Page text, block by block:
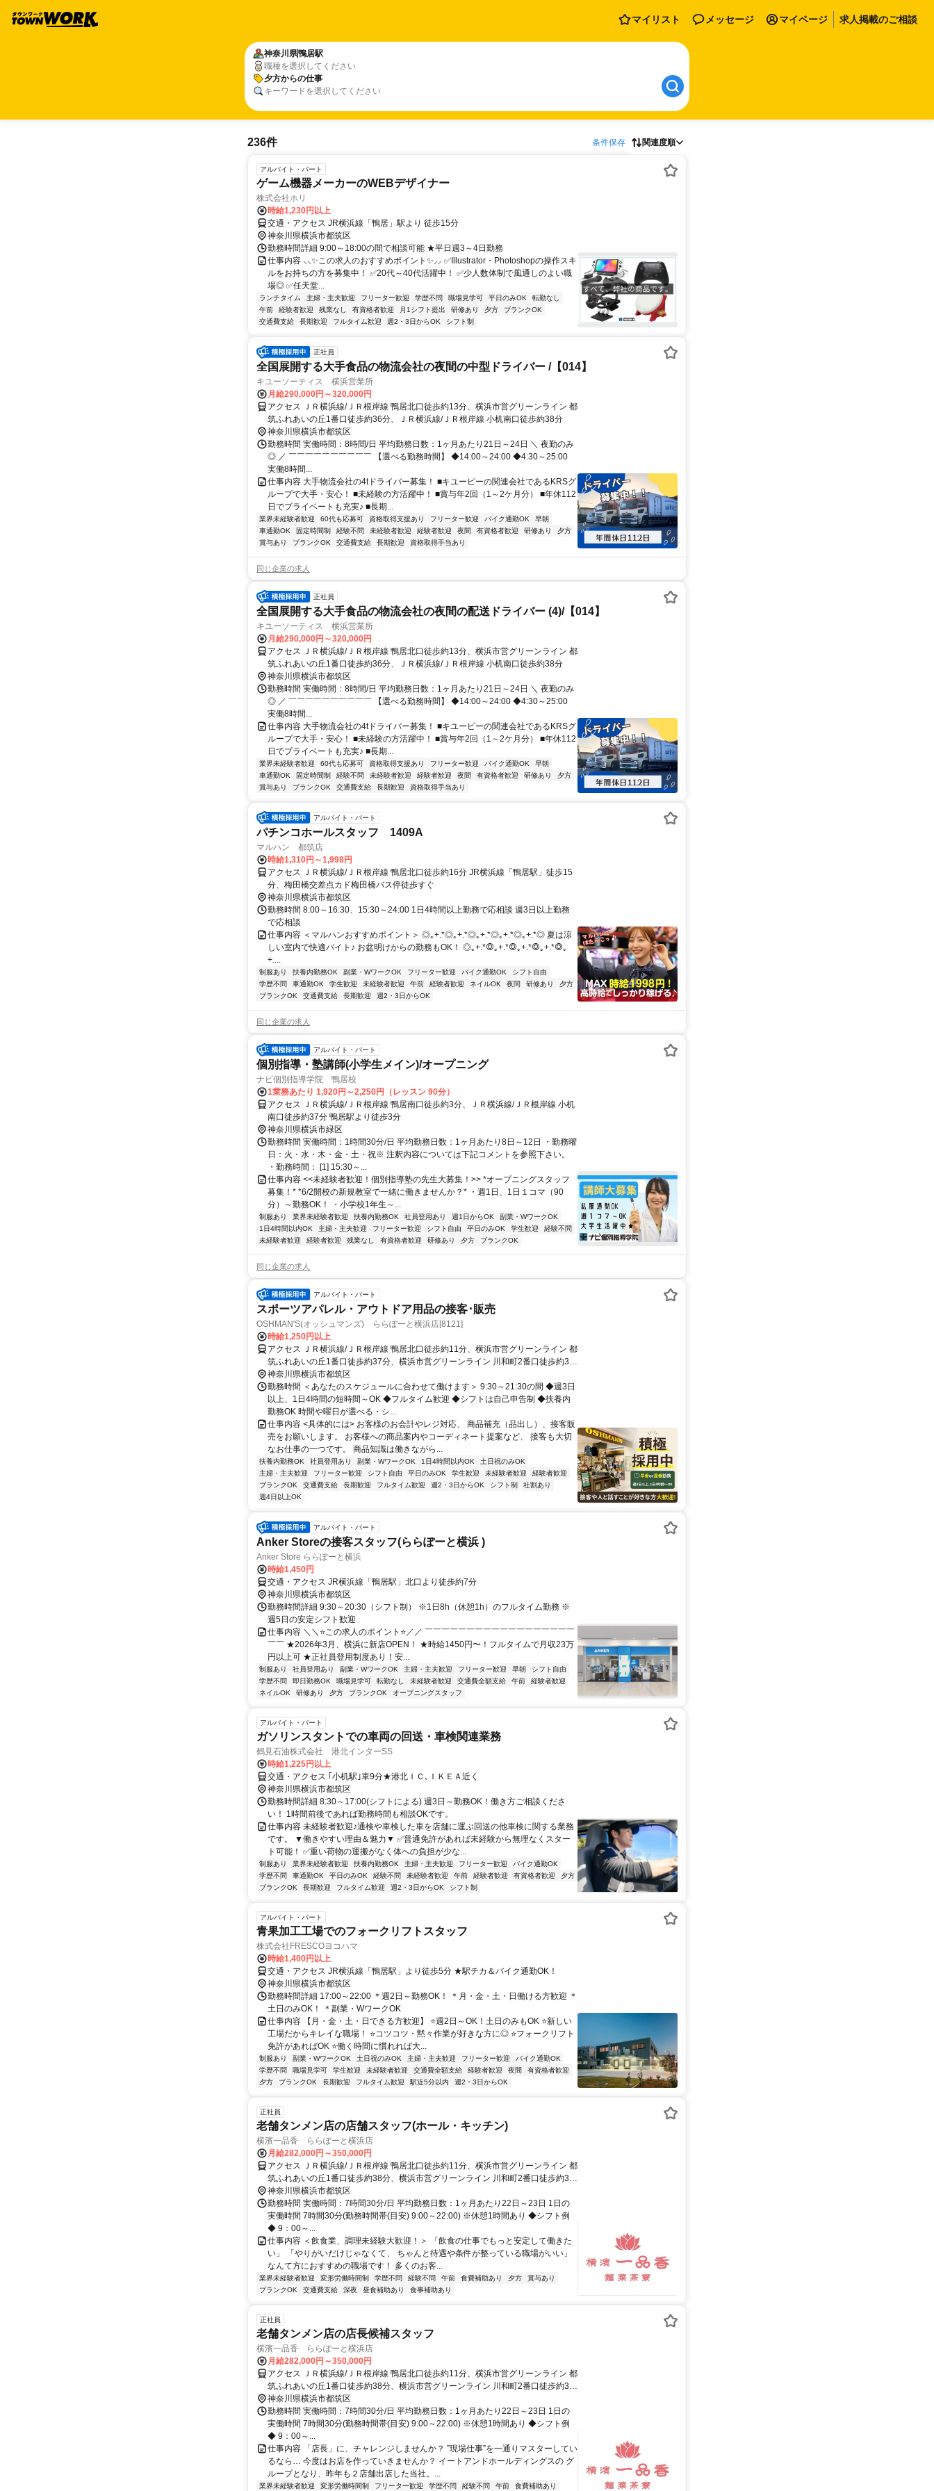
マイリスト メッセージ マイページ 求人掲載のご相談
神奈川県鴨居駅
職種を選択してください
夕方からの仕事
キーワードを選択してください
236件 条件保存 関連度順
アルバイト・パート
ゲーム機器メーカーのWEBデザイナー
株式会社ホリ
時給1,230円以上
交通・アクセス JR横浜線「鴨居」駅より 徒歩15分
神奈川県横浜市都筑区
勤務時間詳細 9:00～18:00の間で相談可能 ★平日週3～4日勤務
仕事内容 ⸜⸜✨この求人のおすすめポイント✨⸝⸝ ✅Illustrator・Photoshopの操作スキ
ルをお持ちの方を募集中！ ✅20代～40代活躍中！ ✅少人数体制で風通しのよい職
場◎ ✅任天堂...
ランチタイム 主婦・主夫歓迎 フリーター歓迎 学歴不問 職場見学可 平日のみOK
転勤なし
午前
経験者歓迎 残業なし 有資格者歓迎 月1シフト提出 研修あり 夕方
ブランクOK
交通費支給
長期歓迎 フルタイム歓迎 週2・3日からOK シフト制
正社員
全国展開する大手食品の物流会社の夜間の中型ドライバー /【014】
キユーソーティス 横浜営業所
月給290,000円～320,000円
アクセス ＪＲ横浜線/ＪＲ根岸線 鴨居北口徒歩約13分、横浜市営グリーンライン 都
筑ふれあいの丘1番口徒歩約36分、ＪＲ横浜線/ＪＲ根岸線 小机南口徒歩約38分
神奈川県横浜市都筑区
勤務時間 実働時間：8時間/日 平均勤務日数：1ヶ月あたり21日～24日 ＼ 夜勤のみ
◎ ／ ￣￣￣￣￣￣￣￣￣￣ 【選べる勤務時間】 ◆14:00～24:00 ◆4:30～25:00
実働8時間...
仕事内容 大手物流会社の4tドライバー募集！ ■キユーピーの関連会社であるKRSグ
ループで大手・安心！ ■未経験の方活躍中！ ■賞与年2回（1～2ケ月分） ■年休112
日でプライベートも充実♪ ■長期...
業界未経験者歓迎 60代も応募可 資格取得支援あり フリーター歓迎 バイク通勤OK
早朝
車通勤OK
固定時間制 経験不問 未経験者歓迎 経験者歓迎 夜間 有資格者歓迎 研修あり
夕方
賞与あり
ブランクOK 交通費支給 長期歓迎 資格取得手当あり
同じ企業の求人
正社員
全国展開する大手食品の物流会社の夜間の配送ドライバー (4)/【014】
キユーソーティス 横浜営業所
月給290,000円～320,000円
アクセス ＪＲ横浜線/ＪＲ根岸線 鴨居北口徒歩約13分、横浜市営グリーンライン 都
筑ふれあいの丘1番口徒歩約36分、ＪＲ横浜線/ＪＲ根岸線 小机南口徒歩約38分
神奈川県横浜市都筑区
勤務時間 実働時間：8時間/日 平均勤務日数：1ヶ月あたり21日～24日 ＼ 夜勤のみ
◎ ／ ￣￣￣￣￣￣￣￣￣￣ 【選べる勤務時間】 ◆14:00～24:00 ◆4:30～25:00
実働8時間...
仕事内容 大手物流会社の4tドライバー募集！ ■キユーピーの関連会社であるKRSグ
ループで大手・安心！ ■未経験の方活躍中！ ■賞与年2回（1～2ケ月分） ■年休112
日でプライベートも充実♪ ■長期...
業界未経験者歓迎 60代も応募可 資格取得支援あり フリーター歓迎 バイク通勤OK
早朝
車通勤OK
固定時間制 経験不問 未経験者歓迎 経験者歓迎 夜間 有資格者歓迎 研修あり
夕方
賞与あり
ブランクOK 交通費支給 長期歓迎 資格取得手当あり
アルバイト・パート
パチンコホールスタッフ 1409A
マルハン 都筑店
時給1,310円～1,998円
アクセス ＪＲ横浜線/ＪＲ根岸線 鴨居北口徒歩約16分 JR横浜線「鴨居駅」徒歩15
分、梅田橋交差点カド梅田橋バス停徒歩すぐ
神奈川県横浜市都筑区
勤務時間 8:00～16:30、15:30～24:00 1日4時間以上勤務で応相談 週3日以上勤務
で応相談
仕事内容 ＜マルハンおすすめポイント＞ ◎｡+.*◎｡+.*◎｡+.*◎｡+.*◎｡+.*◎ 夏は涼
しい室内で快適バイト♪ お盆明けからの勤務もOK！ ◎｡+.*◎｡+.*◎｡+.*◎｡+.*◎｡
+....
制服あり 扶養内勤務OK 副業・WワークOK フリーター歓迎 バイク通勤OK
シフト自由
学歴不問
車通勤OK 学生歓迎 未経験者歓迎 午前 経験者歓迎 ネイルOK 夜間 研修あり
夕方
ブランクOK
交通費支給 長期歓迎 週2・3日からOK
同じ企業の求人
アルバイト・パート
個別指導・塾講師(小学生メイン)/オープニング
ナビ個別指導学院 鴨居校
1業務あたり 1,920円～2,250円（レッスン 90分）
アクセス ＪＲ横浜線/ＪＲ根岸線 鴨居南口徒歩約3分、ＪＲ横浜線/ＪＲ根岸線 小机
南口徒歩約37分 鴨居駅より徒歩3分
神奈川県横浜市緑区
勤務時間 実働時間：1時間30分/日 平均勤務日数：1ヶ月あたり8日～12日 ・勤務曜
日：火・水・木・金・土・祝※ 注釈内容については下記コメントを参照下さい。
・勤務時間： [1] 15:30～...
仕事内容 <<未経験者歓迎！個別指導塾の先生大募集！>> *オープニングスタッフ
募集！* *6/2開校の新規教室で一緒に働きませんか？* ・週1日、1日１コマ（90
分）～勤務OK！ ・小学校1年生～...
制服あり 業界未経験者歓迎 扶養内勤務OK 社員登用あり 週1日からOK
副業・WワークOK
1日4時間以内OK
主婦・主夫歓迎 フリーター歓迎 シフト自由 平日のみOK 学生歓迎
経験不問
未経験者歓迎
経験者歓迎 残業なし 有資格者歓迎 研修あり 夕方 ブランクOK
同じ企業の求人
アルバイト・パート
スポーツアパレル・アウトドア用品の接客･販売
OSHMAN'S(オッシュマンズ) ららぽーと横浜店[8121]
時給1,250円以上
アクセス ＪＲ横浜線/ＪＲ根岸線 鴨居北口徒歩約11分、横浜市営グリーンライン 都
筑ふれあいの丘1番口徒歩約37分、横浜市営グリーンライン 川和町2番口徒歩約35
分
神奈川県横浜市都筑区
勤務時間 ＜あなたのスケジュールに合わせて働けます＞ 9:30～21:30の間 ◆週3日
以上、1日4時間の短時間～OK ◆フルタイム歓迎 ◆シフトは自己申告制 ◆扶養内
勤務OK 時間や曜日が選べる・シ...
仕事内容 <具体的には> お客様のお会計やレジ対応、 商品補充（品出し）、接客販
売をお願いします。 お客様への商品案内やコーディネート提案など、 接客も大切
なお仕事の一つです。 商品知識は働きながら...
扶養内勤務OK 社員登用あり 副業・WワークOK 1日4時間以内OK
土日祝のみOK
主婦・主夫歓迎
フリーター歓迎 シフト自由 平日のみOK 学生歓迎 未経験者歓迎
経験者歓迎
ブランクOK
交通費支給 長期歓迎 フルタイム歓迎 週2・3日からOK シフト制
社割あり
週4日以上OK
アルバイト・パート
Anker Storeの接客スタッフ(ららぽーと横浜 )
Anker Store ららぽーと横浜
時給1,450円
交通・アクセス JR横浜線「鴨居駅」北口より徒歩約7分
神奈川県横浜市都筑区
勤務時間詳細 9:30～20:30（シフト制） ※1日8h（休憩1h）のフルタイム勤務 ※
週5日の安定シフト歓迎
仕事内容 ＼＼⭐この求人のポイント⭐／／ ￣￣￣￣￣￣￣￣￣￣￣￣￣￣￣￣￣￣
￣￣ ★2026年3月、横浜に新店OPEN！ ★時給1450円〜！フルタイムで月収23万
円以上可 ★正社員登用制度あり！安...
制服あり 社員登用あり 副業・WワークOK 主婦・主夫歓迎 フリーター歓迎 早朝
シフト自由
学歴不問
即日勤務OK 職場見学可 転勤なし 未経験者歓迎 交通費全額支給 午前
経験者歓迎
ネイルOK
研修あり 夕方 ブランクOK オープニングスタッフ
アルバイト・パート
ガソリンスタントでの車両の回送・車検関連業務
鶴見石油株式会社 港北インターSS
時給1,225円以上
交通・アクセス ｢小机駅｣車9分★港北ＩＣ､ＩＫＥＡ近く
神奈川県横浜市都筑区
勤務時間詳細 8:30～17:00(シフトによる) 週3日～勤務OK！働き方ご相談くださ
い！ 1時間前後であれば勤務時間も相談OKです。
仕事内容 未経験者歓迎♪通検や車検した車を店舗に運ぶ回送の他車検に関する業務
です。 ▼働きやすい理由＆魅力▼ ✅普通免許があれば未経験から無理なくスター
ト可能！ ✅重い荷物の運搬がなく体への負担が少な...
制服あり 業界未経験者歓迎 扶養内勤務OK 主婦・主夫歓迎 フリーター歓迎
バイク通勤OK
学歴不問
車通勤OK 平日のみOK 経験不問 未経験者歓迎 午前 経験者歓迎 有資格者歓迎
夕方
ブランクOK
長期歓迎 フルタイム歓迎 週2・3日からOK シフト制
アルバイト・パート
青果加工工場でのフォークリフトスタッフ
株式会社FRESCOヨコハマ
時給1,400円以上
交通・アクセス JR横浜線「鴨居駅」より徒歩5分 ★駅チカ＆バイク通勤OK！
神奈川県横浜市都筑区
勤務時間詳細 17:00～22:00 ＊週2日～勤務OK！ ＊月・金・土・日働ける方歓迎 ＊
土日のみOK！ ＊副業・WワークOK
仕事内容 【月・金・土・日できる方歓迎】 ⭐週2日～OK！土日のみもOK ⭐新しい
工場だからキレイな職場！ ⭐コツコツ・黙々作業が好きな方に◎ ⭐フォークリフト
免許があればOK ⭐働く時間に慣れれば大...
制服あり 副業・WワークOK 土日祝のみOK 主婦・主夫歓迎 フリーター歓迎
バイク通勤OK
学歴不問
職場見学可 学生歓迎 未経験者歓迎 交通費全額支給 経験者歓迎 夜間
有資格者歓迎
夕方
ブランクOK 長期歓迎 フルタイム歓迎 駅近5分以内 週2・3日からOK
正社員
老舗タンメン店の店舗スタッフ(ホール・キッチン)
横濱一品香 ららぽーと横浜店
月給282,000円～350,000円
アクセス ＪＲ横浜線/ＪＲ根岸線 鴨居北口徒歩約11分、横浜市営グリーンライン 都
筑ふれあいの丘1番口徒歩約38分、横浜市営グリーンライン 川和町2番口徒歩約34
分
神奈川県横浜市都筑区
勤務時間 実働時間：7時間30分/日 平均勤務日数：1ヶ月あたり22日～23日 1日の
実働時間 7時間30分(勤務時間帯(目安) 9:00～22:00) ※休憩1時間あり ◆シフト例
◆ 9：00～...
仕事内容 ＜飲食業、調理未経験大歓迎！＞ 「飲食の仕事でもっと安定して働きた
い」 「やりがいだけじゃなくて、 ちゃんと待遇や条件が整っている職場がいい」
なんて方におすすめの職場です！ 多くのお客...
業界未経験者歓迎 変形労働時間制 学歴不問 経験不問 午前 食費補助あり 夕方
賞与あり
ブランクOK
交通費支給 深夜 昼食補助あり 食事補助あり
正社員
老舗タンメン店の店長候補スタッフ
横濱一品香 ららぽーと横浜店
月給282,000円～350,000円
アクセス ＪＲ横浜線/ＪＲ根岸線 鴨居北口徒歩約11分、横浜市営グリーンライン 都
筑ふれあいの丘1番口徒歩約38分、横浜市営グリーンライン 川和町2番口徒歩約34
分
神奈川県横浜市都筑区
勤務時間 実働時間：7時間30分/日 平均勤務日数：1ヶ月あたり22日～23日 1日の
実働時間 7時間30分(勤務時間帯(目安) 9:00～22:00) ※休憩1時間あり ◆シフト例
◆ 9：00～...
仕事内容 「店長」に、チャレンジしませんか？ ”現場仕事”を一通りマスターしてい
るなら… 今度はお店を作っていきませんか？ イートアンドホールディングスの グ
ループとなり、昨年も２店舗出店した当社。...
業界未経験者歓迎 変形労働時間制 フリーター歓迎 学歴不問 経験不問 午前 食費補助あり